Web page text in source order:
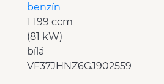
benzín
1 199 ccm
(81 kW)
bílá
VF37JHNZ6GJ902559